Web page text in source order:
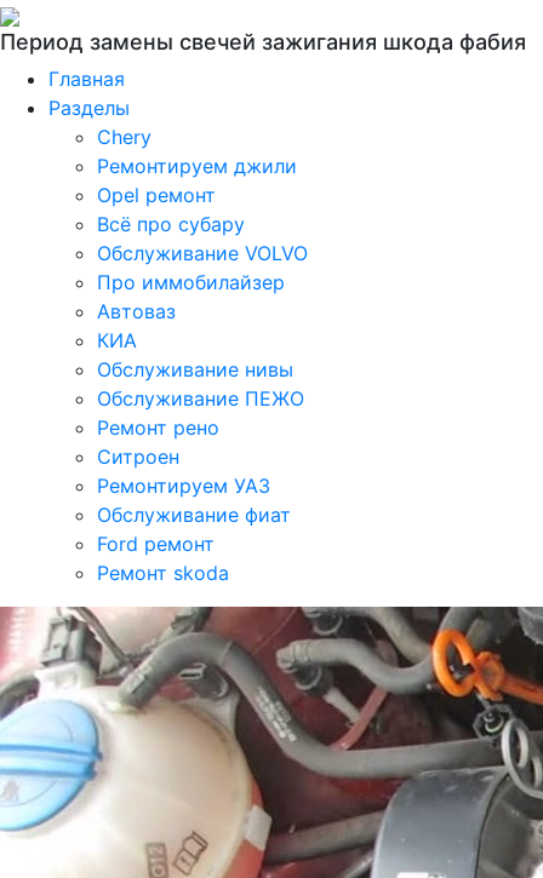
Период замены свечей зажигания шкода фабия
Главная
Разделы
Chery
Ремонтируем джили
Opel ремонт
Всё про субару
Обслуживание VOLVO
Про иммобилайзер
Автоваз
КИА
Обслуживание нивы
Обслуживание ПЕЖО
Ремонт рено
Ситроен
Ремонтируем УАЗ
Обслуживание фиат
Ford ремонт
Ремонт skoda